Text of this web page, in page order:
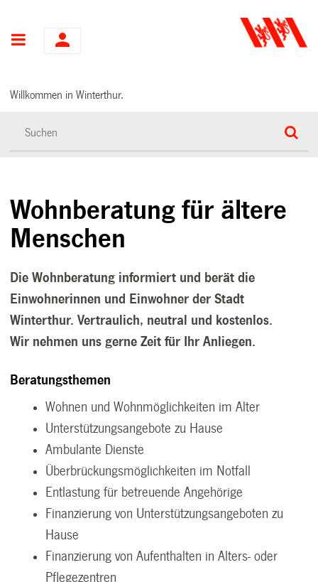
Hauptnavigation
Willkommen in Winterthur.
Wohnberatung für ältere
Menschen
Die Wohnberatung informiert und berät die
Einwohnerinnen und Einwohner der Stadt
Winterthur. Vertraulich, neutral und kostenlos.
Wir nehmen uns gerne Zeit für Ihr Anliegen.
Beratungsthemen
Wohnen und Wohnmöglichkeiten im Alter
Unterstützungsangebote zu Hause
Ambulante Dienste
Überbrückungsmöglichkeiten im Notfall
Entlastung für betreuende Angehörige
Finanzierung von Unterstützungsangeboten zu
Hause
Finanzierung von Aufenthalten in Alters- oder
Pflegezentren